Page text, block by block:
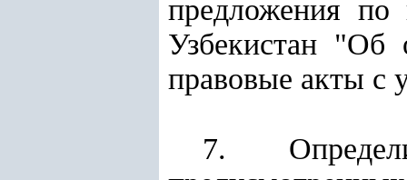
предложения
Узбекистан "Об
правовые акты с
7.